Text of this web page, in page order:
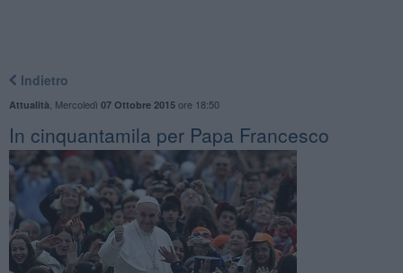
Indietro
Attualità Mercoledì 07 Ottobre 2015ore 18:50
In cinquantamila per Papa Francesco